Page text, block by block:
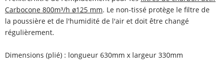
Carbocone 800m³/h ø125 mm. Le non-tissé protège le filtre de
la poussière et de l'humidité de l'air et doit être changé
régulièrement.
Dimensions (plié) : longueur 630mm x largeur 330mm